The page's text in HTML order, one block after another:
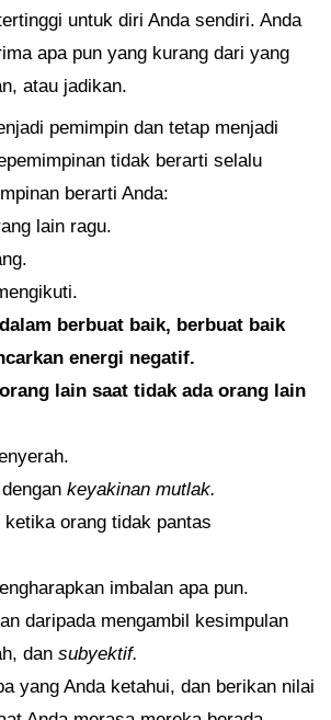
untuk diri Anda sendiri. Anda
apa pun yang kurang dari yang
atau jadikan.
pemimpin dan tetap menjadi
tidak berarti selalu
berarti Anda:
lain ragu.
berbuat baik, berbuat baik
energi negatif.
lain saat tidak ada orang lain
keyakinan mutlak.
ketika orang tidak pantas
imbalan apa pun.
daripada mengambil kesimpulan
dan subyektif.
yang Anda ketahui, dan berikan nilai